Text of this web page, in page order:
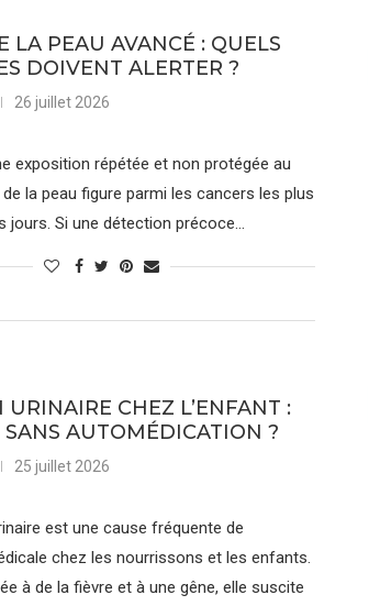
LA PEAU AVANCÉ : QUELS
DOIVENT ALERTER ?
26 juillet 2026
exposition répétée et non protégée au
la peau figure parmi les cancers les plus
jours. Si une détection précoce…
URINAIRE CHEZ L’ENFANT :
SANS AUTOMÉDICATION ?
25 juillet 2026
est une cause fréquente de
chez les nourrissons et les enfants.
à de la fièvre et à une gêne, elle suscite